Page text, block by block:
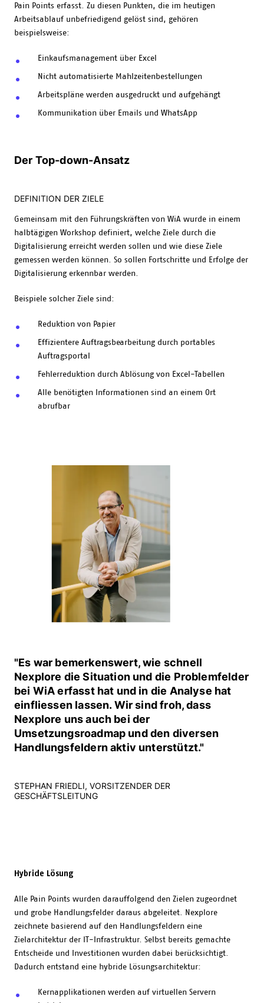
Pain Points erfasst. Zu diesen Punkten, die im heutigen
Arbeitsablauf unbefriedigend gelöst sind, gehören
beispielsweise:
Einkaufsmanagement über Excel
Nicht automatisierte Mahlzeitenbestellungen
Arbeitspläne werden ausgedruckt und aufgehängt
Kommunikation über Emails und WhatsApp
Der Top-down-Ansatz
DEFINITION DER ZIELE
Gemeinsam mit den Führungskräften von WiA wurde in einem
halbtägigen Workshop definiert, welche Ziele durch die
Digitalisierung erreicht werden sollen und wie diese Ziele
gemessen werden können. So sollen Fortschritte und Erfolge der
Digitalisierung erkennbar werden.
Beispiele solcher Ziele sind:
Reduktion von Papier
Effizientere Auftragsbearbeitung durch portables
Auftragsportal
Fehlerreduktion durch Ablösung von Excel-Tabellen
Alle benötigten Informationen sind an einem Ort
abrufbar
"Es war bemerkenswert, wie schnell
Nexplore die Situation und die Problemfelder
bei WiA erfasst hat und in die Analyse hat
einfliessen lassen. Wir sind froh, dass
Nexplore uns auch bei der
Umsetzungsroadmap und den diversen
Handlungsfeldern aktiv unterstützt."
STEPHAN FRIEDLI, VORSITZENDER DER
GESCHÄFTSLEITUNG
Hybride Lösung
Alle Pain Points wurden darauffolgend den Zielen zugeordnet
und grobe Handlungsfelder daraus abgeleitet. Nexplore
zeichnete basierend auf den Handlungsfeldern eine
Zielarchitektur der IT-Infrastruktur. Selbst bereits gemachte
Entscheide und Investitionen wurden dabei berücksichtigt.
Dadurch entstand eine hybride Lösungsarchitektur:
Kernapplikationen werden auf virtuellen Servern